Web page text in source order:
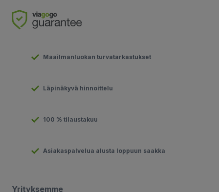
Maailmanluokan turvatarkastukset
Läpinäkyvä hinnoittelu
100 % tilaustakuu
Asiakaspalvelua alusta loppuun saakka
Yrityksemme